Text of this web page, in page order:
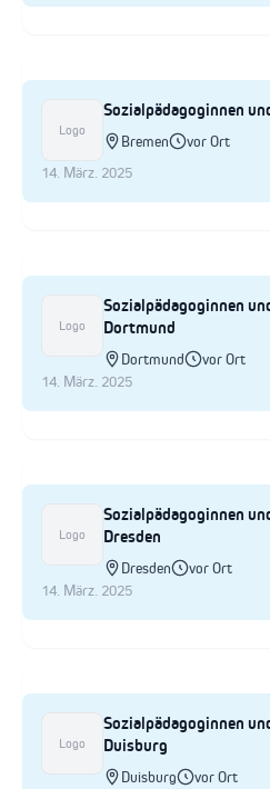
Logo
Sozialpädagoginnen
Bremen
vor Ort
14. März. 2025
Logo
Sozialpädagoginnen
Dortmund
Dortmund
vor Ort
14. März. 2025
Logo
Sozialpädagoginnen
Dresden
Dresden
vor Ort
14. März. 2025
Logo
Sozialpädagoginnen
Duisburg
Duisburg
vor Ort